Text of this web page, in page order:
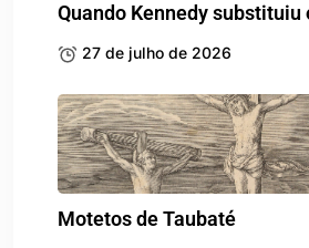
Quando Kennedy substituiu
27 de julho de 2026
Motetos de Taubaté